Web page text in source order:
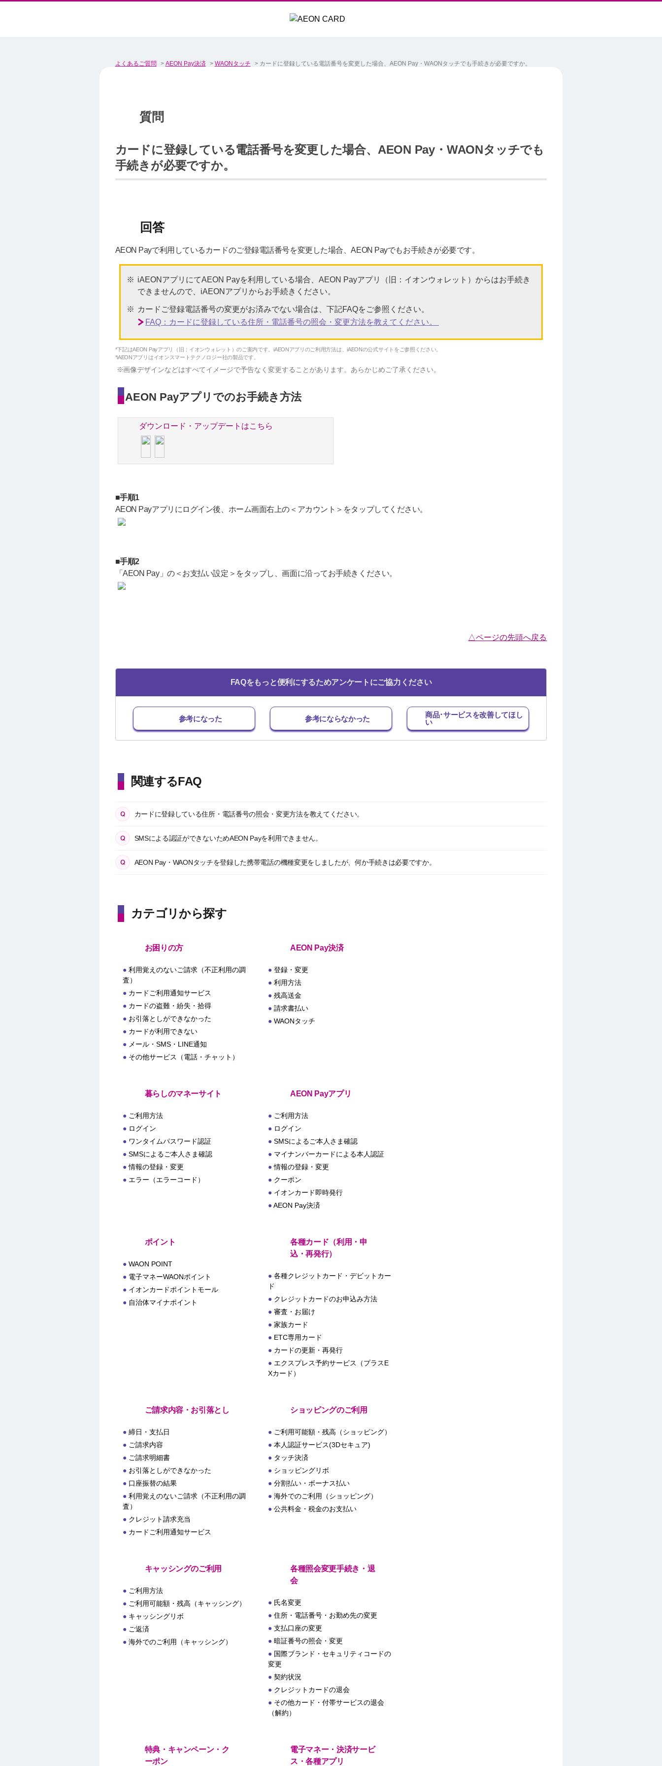
よくあるご質問 > AEON Pay決済 > WAONタッチ > カードに登録している電話番号を変更した場合、AEON Pay・WAONタッチでも手続きが必要ですか。
カードに登録している電話番号を変更した場合、AEON Pay・WAONタッチでも
手続きが必要ですか。
AEON Payで利用しているカードのご登録電話番号を変更した場合、AEON Payでもお手続きが必要です。
iAEONアプリにてAEON Payを利用している場合、AEON Payアプリ（旧：イオンウォレット）からはお手続き
できませんので、iAEONアプリからお手続きください。
カードご登録電話番号の変更がお済みでない場合は、下記FAQをご参照ください。
FAQ：カードに登録している住所・電話番号の照会・変更方法を教えてください。
*下記はAEON Payアプリ（旧：イオンウォレット）のご案内です。iAEONアプリのご利用方法は、iAEONの公式サイトをご参照ください。
*iAEONアプリはイオンスマートテクノロジー社の製品です。
画像デザインなどはすべてイメージで予告なく変更することがあります。あらかじめご了承ください。
AEON Payアプリでのお手続き方法
ダウンロード・アップデートはこちら
■手順1
AEON Payアプリにログイン後、ホーム画面右上の＜アカウント＞をタップしてください。
■手順2
「AEON Pay」の＜お支払い設定＞をタップし、画面に沿ってお手続きください。
△ページの先頭へ戻る
FAQをもっと便利にするためアンケートにご協力ください
参考になった 参考にならなかった
商品･サービスを改善してほし
い
関連するFAQ
カードに登録している住所・電話番号の照会・変更方法を教えてください。
SMSによる認証ができないためAEON Payを利用できません。
AEON Pay・WAONタッチを登録した携帯電話の機種変更をしましたが、何か手続きは必要ですか。
カテゴリから探す
お困りの方
利用覚えのないご請求（不正利用の調
査）
カードご利用通知サービス
カードの盗難・紛失・拾得
お引落としができなかった
カードが利用できない
メール・SMS・LINE通知
その他サービス（電話・チャット）
AEON Pay決済
登録・変更
利用方法
残高送金
請求書払い
WAONタッチ
暮らしのマネーサイト
ご利用方法
ログイン
ワンタイムパスワード認証
SMSによるご本人さま確認
情報の登録・変更
エラー（エラーコード）
AEON Payアプリ
ご利用方法
ログイン
SMSによるご本人さま確認
マイナンバーカードによる本人認証
情報の登録・変更
クーポン
イオンカード即時発行
AEON Pay決済
ポイント
WAON POINT
電子マネーWAONポイント
イオンカードポイントモール
自治体マイナポイント
各種カード（利用・申
込・再発行）
各種クレジットカード・デビットカー
ド
クレジットカードのお申込み方法
審査・お届け
家族カード
ETC専用カード
カードの更新・再発行
エクスプレス予約サービス（プラスE
Xカード）
ご請求内容・お引落とし
締日・支払日
ご請求内容
ご請求明細書
お引落としができなかった
口座振替の結果
利用覚えのないご請求（不正利用の調
査）
クレジット請求充当
カードご利用通知サービス
ショッピングのご利用
ご利用可能額・残高（ショッピング）
本人認証サービス(3Dセキュア)
タッチ決済
ショッピングリボ
分割払い・ボーナス払い
海外でのご利用（ショッピング）
公共料金・税金のお支払い
キャッシングのご利用
ご利用方法
ご利用可能額・残高（キャッシング）
キャッシングリボ
ご返済
海外でのご利用（キャッシング）
各種照会変更手続き・退
会
氏名変更
住所・電話番号・お勤め先の変更
支払口座の変更
暗証番号の照会・変更
国際ブランド・セキュリティコードの
変更
契約状況
クレジットカードの退会
その他カード・付帯サービスの退会
（解約）
特典・キャンペーン・ク
ーポン
電子マネー・決済サービ
ス・各種アプリ